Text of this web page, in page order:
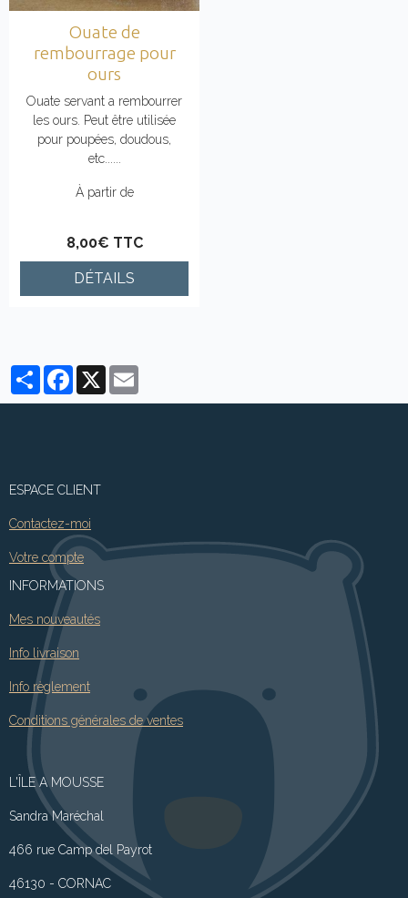
Ouate de
rembourrage pour
ours
Ouate servant a rembourrer
les ours. Peut être utilisée
pour poupées, doudous,
etc......
À partir de
8,00€ TTC
DÉTAILS
PartagerFacebook
X
ESPACE CLIENT
Contactez-moi
Votre compte
INFORMATIONS
Mes nouveautés
Info livraison
Info règlement
Conditions générales de ventes
L'ÎLE A MOUSSE
Sandra Maréchal
466 rue Camp del Payrot
46130 - CORNAC